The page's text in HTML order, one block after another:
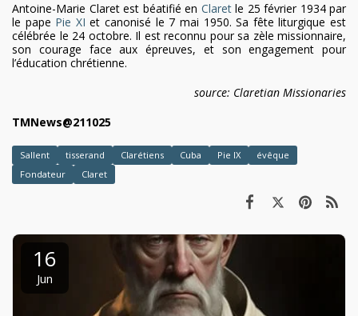
Antoine-Marie Claret est béatifié en Claretle 25 février 1934 par
le pape Pie XIet canonisé le 7 mai 1950. Sa fête liturgique est
célébrée le 24 octobre. Il est reconnu pour sa zèle missionnaire,
son courage face aux épreuves, et son engagement pour
l’éducation chrétienne.
source: Claretian Missionaries
TMNews@211025
Sallent tisserand Clarétiens Cuba Pie IX
évêque
Fondateur
Claret
16
Jun